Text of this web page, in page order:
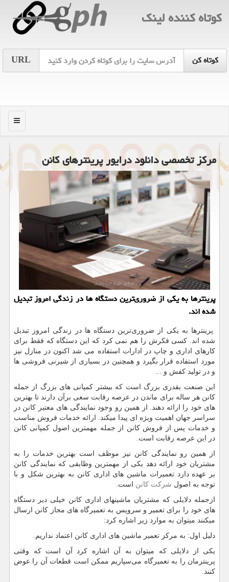
كوتاه كننده لینك
URL
منو
مركز تخصصی دانلود درایور پرینترهای كانن
پرینترها به یكی از ضروری‌ترین دستگاه ها در زندگی امروز تبدیل
شده اند.
پرینترها به یکی از ضروری‌ترین دستگاه ها در زندگی امروز تبدیل
شده اند. کسی فکرش را هم نمی کرد که این دستگاه که فقط برای
کارهای اداری و چاپ در ادارات استفاده می شد اکنون در منازل نیز
مورد استفاده قرار بگیرد و همچنین در بسیاری از شیرنی فروشی ها
و در تولید کفش و ...
این صنعت بقدری بزرگ است که بیشتر کمپانی های بزرگ از جمله
کانن هر ساله برای ماندن در عرصه رقابت سعی برآن دارند تا بهترین
های خود را ارائه دهند. از همین رو وجود نمایندگی های معتبر کانن در
سراسر جهان اهمیت ویژه ای پیدا میکند. ارائه خدمات فروش مناسب
و خدمات پس از فروش کانن از جمله مهمترین اصول کمپانی کانن
در این عرصه رقابت است.
از همین رو نمایندگی کانن نیز موظف است بهترین خدمات را به
مشتریان خود ارائه دهد یکی از مهمترین وظایفی که نمایندگی کانن
بر عهده دارد تعمیرات ماشین های اداری کانن به بهترین شکل و با
توجه به اصول شرکت کانن است.
ازجمله دلایلی که مشتریان ماشینهای اداری کانن خیلی دیر دستگاه
های خود را برای تعمیر و سرویس به تعمیرگاه های مجاز کانن ارسال
میکنند میتوان به موارد زیر اشاره کرد:
دلیل اول:‌ به مرکز تعمیر ماشین های اداری کانن اعتماد نداریم.
یکی از دلایلی که میتوان به آن اشاره کرد آن است که وقتی
پرینترمان را به تعمیرگاه می‌سپاریم ممکن است قطعات آن را عوض
کنند.